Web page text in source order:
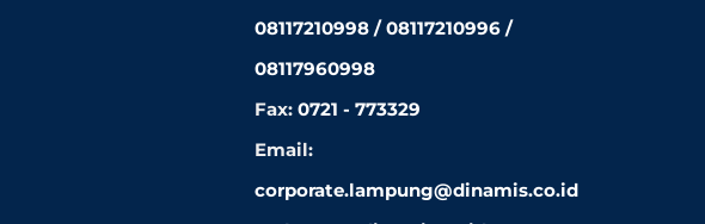
08117210998 / 08117210996 /
08117960998
Fax: 0721 - 773329
Email:
corporate.lampung@dinamis.co.id